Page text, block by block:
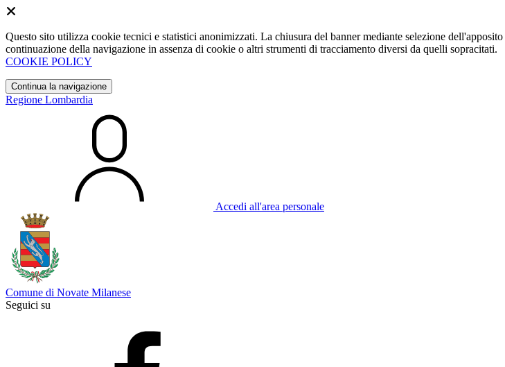
Questo sito utilizza cookie tecnici e statistici anonimizzati. La chiusura del banner mediante selezione
continuazione della navigazione in assenza di cookie o altri strumenti di tracciamento diversi da quelli sopracitati.
COOKIE POLICY
Continua la navigazione
Regione Lombardia
Accedi all'area personale
Comune di Novate Milanese
Seguici su